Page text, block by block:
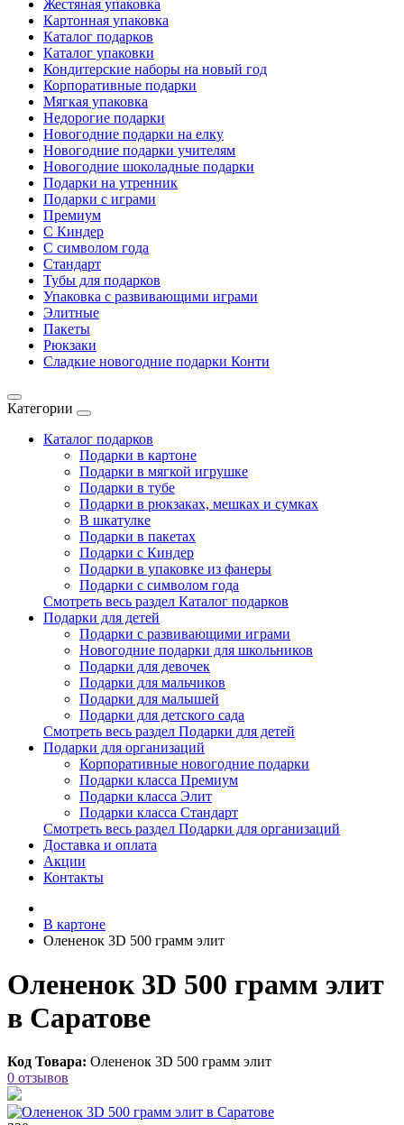
Жестяная упаковка
Картонная упаковка
Каталог подарков
Каталог упаковки
Кондитерские наборы на новый год
Корпоративные подарки
Мягкая упаковка
Недорогие подарки
Новогодние подарки на елку
Новогодние подарки учителям
Новогодние шоколадные подарки
Подарки на утренник
Подарки с играми
Премиум
С Киндер
С символом года
Стандарт
Тубы для подарков
Упаковка с развивающими играми
Элитные
Пакеты
Рюкзаки
Сладкие новогодние подарки Конти
Категории
Каталог подарков
Подарки в картоне
Подарки в мягкой игрушке
Подарки в тубе
Подарки в рюкзаках, мешках и сумках
В шкатулке
Подарки в пакетах
Подарки с Киндер
Подарки в упаковке из фанеры
Подарки с символом года
Смотреть весь раздел Каталог подарков
Подарки для детей
Подарки с развивающими играми
Новогодние подарки для школьников
Подарки для девочек
Подарки для мальчиков
Подарки для малышей
Подарки для детского сада
Смотреть весь раздел Подарки для детей
Подарки для организаций
Корпоративные новогодние подарки
Подарки класса Премиум
Подарки класса Элит
Подарки класса Стандарт
Смотреть весь раздел Подарки для организаций
Доставка и оплата
Акции
Контакты
В картоне
Олененок 3D 500 грамм элит
Олененок 3D 500 грамм элит
в Саратове
Код Товара: Олененок 3D 500 грамм элит
0 отзывов